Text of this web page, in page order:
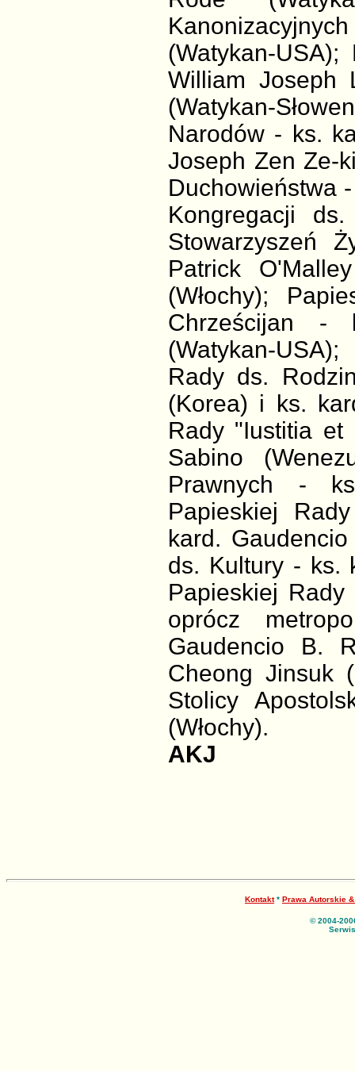
(Watykan-
William Joseph
(Watykan-
Narodów - ks.
Joseph Zen Ze-
Duchowieństwa
Kongregacji
Stowarzyszeń
Patrick
(Włochy);
Chrześcijan -
(Watykan-
Rady ds.
(Korea) i ks.
Rady "Iustitia
Sabino
Prawnych -
Papieskiej
kard.
ds. Kultury - ks.
Papieskiej Rady
oprócz
Gaudencio B.
Cheong Jinsuk
Stolicy
(Włochy).
AKJ
Kontakt* Prawa Autorskie &
© 2004-